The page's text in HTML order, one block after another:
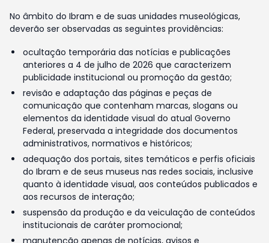
No âmbito do Ibram e de suas unidades museológicas,
deverão ser observadas as seguintes providências:
ocultação temporária das notícias e publicações
anteriores a 4 de julho de 2026 que caracterizem
publicidade institucional ou promoção da gestão;
revisão e adaptação das páginas e peças de
comunicação que contenham marcas, slogans ou
elementos da identidade visual do atual Governo
Federal, preservada a integridade dos documentos
administrativos, normativos e históricos;
adequação dos portais, sites temáticos e perfis oficiais
do Ibram e de seus museus nas redes sociais, inclusive
quanto à identidade visual, aos conteúdos publicados e
aos recursos de interação;
suspensão da produção e da veiculação de conteúdos
institucionais de caráter promocional;